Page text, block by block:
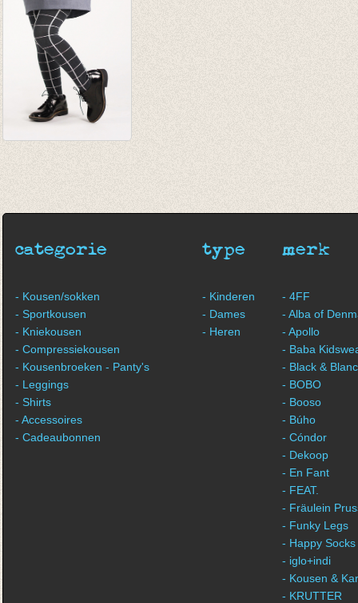
categorie
- Kousen/sokken
- Sportkousen
- Kniekousen
- Compressiekousen
- Kousenbroeken - Panty's
- Leggings
- Shirts
- Accessoires
- Cadeaubonnen
type
- Kinderen
- Dames
- Heren
merk
- 4FF
- Alba of
- Apollo
- Baba
- Black &
- BOBO
- Booso
- Búho
- Cóndor
- Dekoop
- En Fant
- FEAT.
- Fräulein
- Funky Legs
- Happy Socks
- iglo+indi
- Kousen &
- KRUTTER